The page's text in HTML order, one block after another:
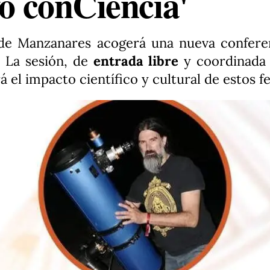
Manzanares acogerá una nueva
sesión, de entrada libre y
el impacto científico y cultural de estos